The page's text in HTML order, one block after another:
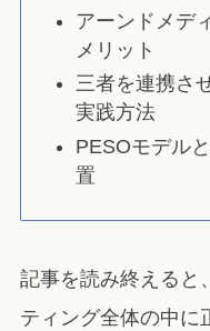
アーンドメデ
メリット
三者を連携さ
実践方法
PESOモデル
置
記事を読み終えると
ティング全体の中に